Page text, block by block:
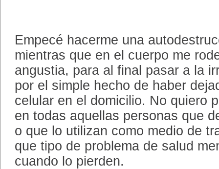
Empecé hacerme una
mientras que en el cuerpo me
angustia, para al final pasar a la
por el simple hecho de haber
celular en el domicilio. No quiero
en todas aquellas personas que
o que lo utilizan como medio de
que tipo de problema de salud
cuando lo pierden.